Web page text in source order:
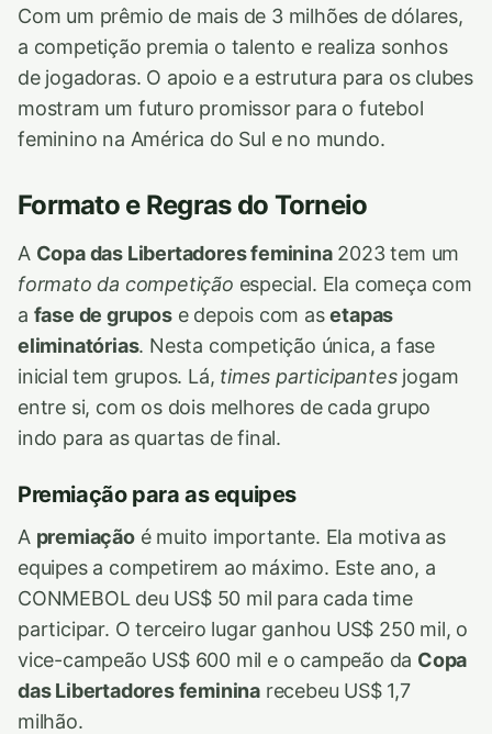
Com um prêmio de mais de 3 milhões de dólares,
a competição premia o talento e realiza sonhos
de jogadoras. O apoio e a estrutura para os clubes
mostram um futuro promissor para o futebol
feminino na América do Sul e no mundo.
Formato e Regras do Torneio
A Copa das Libertadores feminina2023 tem um
formato da competição especial. Ela começa com
a fase de grupose depois com asetapas
eliminatórias. Nesta competição única, a fase
inicial tem grupos. Lá, times participantesjogam
entre si, com os dois melhores de cada grupo
indo para as quartas de final.
Premiação para as equipes
A premiaçãoé muito importante. Ela motiva as
equipes a competirem ao máximo. Este ano, a
CONMEBOL deu US$ 50 mil para cada time
participar. O terceiro lugar ganhou US$ 250 mil, o
vice-campeão US$ 600 mil e o campeão da Copa
das Libertadores feminina recebeu US$ 1,7
milhão.